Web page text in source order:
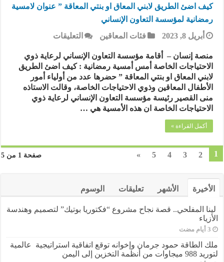
كيف اضئ الطريق لابني المعاق او بنتي المعاقة ” عنوان لامسية
رمضانية لمؤسسة التعاون الإنساني
أبريل 8, 2023
فئات المعاقين التعليقات
اضئ
الطريق
لابني
المعاق
او
بنتي
رمضانية
لمؤسسة
منصة إنسان – أقامة مؤسسة التعاون الإنساني لرعاية ذوي
الاحتياجات الخاصة أمس أمسية رمضانية : كيف اضئ الطريق
لابني المعاق او بنتي المعاقة ” حضرها عدد من أولياء أمور
الأطفال المعاقين وذوي الاحتياجات الخاصة، وقالت الاستاذه
منى القصير رئيسة مؤسسة التعاون الإنساني لرعاية ذوي
الاحتياجات الخاصة ان هذه الأمسية هي …
أكمل القراءة »
صفحة 1 من 5 1
2
3
4
5
»
الأخيرة الأشهر تعليقات الوسوم
لينا المفلحي.. قصة نجاح مشروع “فكتوريا بوتيك” لتصميم وهندسة
الأزياء
ملك الطاقة حمود جرمان وإخوانه توقع اتفاقية استراتيجية عالمية
لتوريد 988 ميجاوات من أنظمة التخزين إلى اليمن